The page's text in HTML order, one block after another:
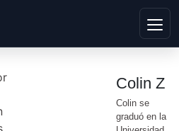
Colin Z
Colin se
graduó en la